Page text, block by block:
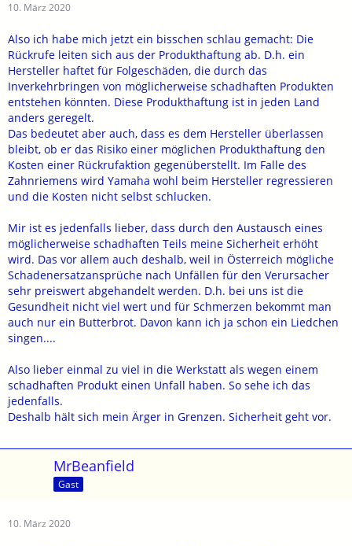
10. März 2020
Also ich habe mich jetzt ein bisschen schlau gemacht: Die
Rückrufe leiten sich aus der Produkthaftung ab. D.h. ein
Hersteller haftet für Folgeschäden, die durch das
Inverkehrbringen von möglicherweise schadhaften Produkten
entstehen könnten. Diese Produkthaftung ist in jeden Land
anders geregelt.
Das bedeutet aber auch, dass es dem Hersteller überlassen
bleibt, ob er das Risiko einer möglichen Produkthaftung den
Kosten einer Rückrufaktion gegenüberstellt. Im Falle des
Zahnriemens wird Yamaha wohl beim Hersteller regressieren
und die Kosten nicht selbst schlucken.
Mir ist es jedenfalls lieber, dass durch den Austausch eines
möglicherweise schadhaften Teils meine Sicherheit erhöht
wird. Das vor allem auch deshalb, weil in Österreich mögliche
Schadenersatzansprüche nach Unfällen für den Verursacher
sehr preiswert abgehandelt werden. D.h. bei uns ist die
Gesundheit nicht viel wert und für Schmerzen bekommt man
auch nur ein Butterbrot. Davon kann ich ja schon ein Liedchen
singen....
Also lieber einmal zu viel in die Werkstatt als wegen einem
schadhaften Produkt einen Unfall haben. So sehe ich das
jedenfalls.
Deshalb hält sich mein Ärger in Grenzen. Sicherheit geht vor.
MrBeanfield
Gast
10. März 2020